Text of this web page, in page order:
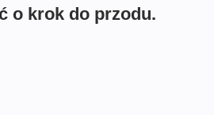
o krok do przodu.